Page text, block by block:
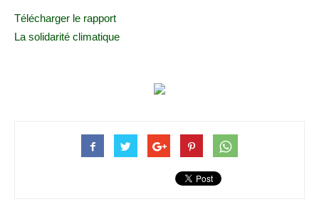
Télécharger le rapport
La solidarité climatique